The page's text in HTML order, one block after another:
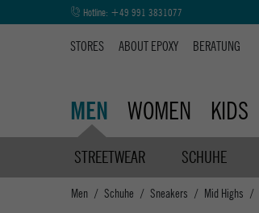
Hotline: +49 991 3831077
STORES ABOUT EPOXY BERATUNG
MEN WOMEN KIDS
STREETWEAR SCHUHE
Men Schuhe Sneakers Mid Highs